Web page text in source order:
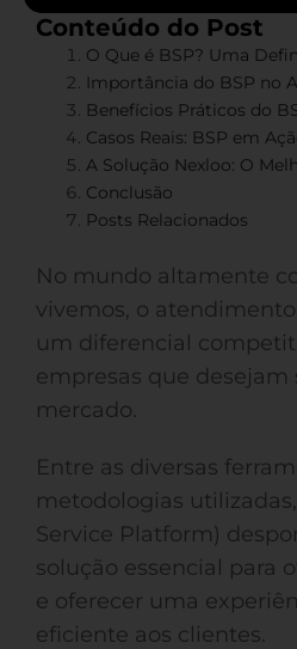
Conteúdo do Post
O Que é BSP? Uma
Importância do BSP no
Benefícios Práticos do
Casos Reais: BSP em
A Solução Nexloo: O
Conclusão
Posts Relacionados
No mundo altamente
vivemos, o
um diferencial
empresas que desejam
mercado.
Entre as diversas
metodologias
Service Platform)
solução essencial para
e oferecer uma
eficiente aos clientes.